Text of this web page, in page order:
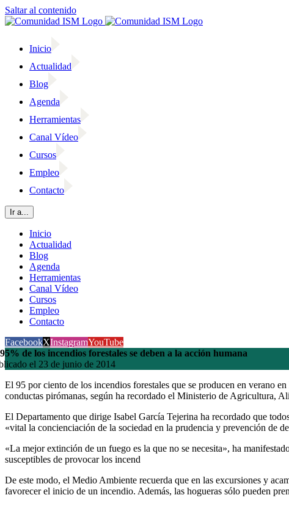
Saltar al contenido
Inicio
Actualidad
Blog
Agenda
Herramientas
Canal Vídeo
Cursos
Empleo
Contacto
Ir a...
Inicio
Actualidad
Blog
Agenda
Herramientas
Canal Vídeo
Cursos
Empleo
Contacto
FacebookXInstagramYouTube
de los incendios forestales se deben a la acción humana
el 23 de junio de 2014
El 95 por ciento de los incendios forestales que se producen en verano
conductas pirómanas, según ha recordado el Ministerio de Agricultura,
El Departamento que dirige Isabel García Tejerina ha recordado que
«vital la concienciación de la sociedad en la prudencia y prevención de
«La mejor extinción de un fuego es la que no se necesita», ha
susceptibles de provocar los incend
De este modo, el Medio Ambiente recuerda que en las excursiones y
favorecer el inicio de un incendio. Además, las hogueras sólo pueden